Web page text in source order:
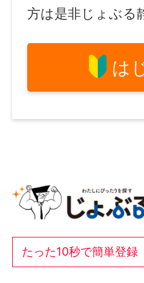
方は是非じょぶる
は
たった10秒で簡単登録